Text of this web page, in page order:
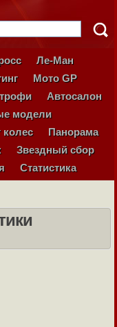
Ле-Ман
Мото GP
Автосалон
модели
колес
Панорама
Звездный сбор
Статистика